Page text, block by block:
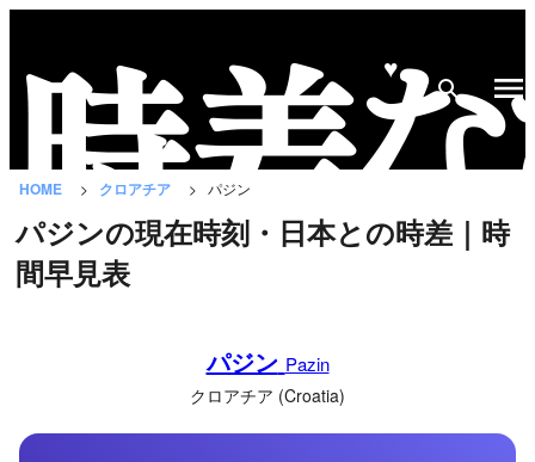
♥
HOME クロアチア パジン
パジンの現在時刻・日本との時差｜時
間早見表
パジン Pazin
クロアチア (Croatia)
な
と
は？